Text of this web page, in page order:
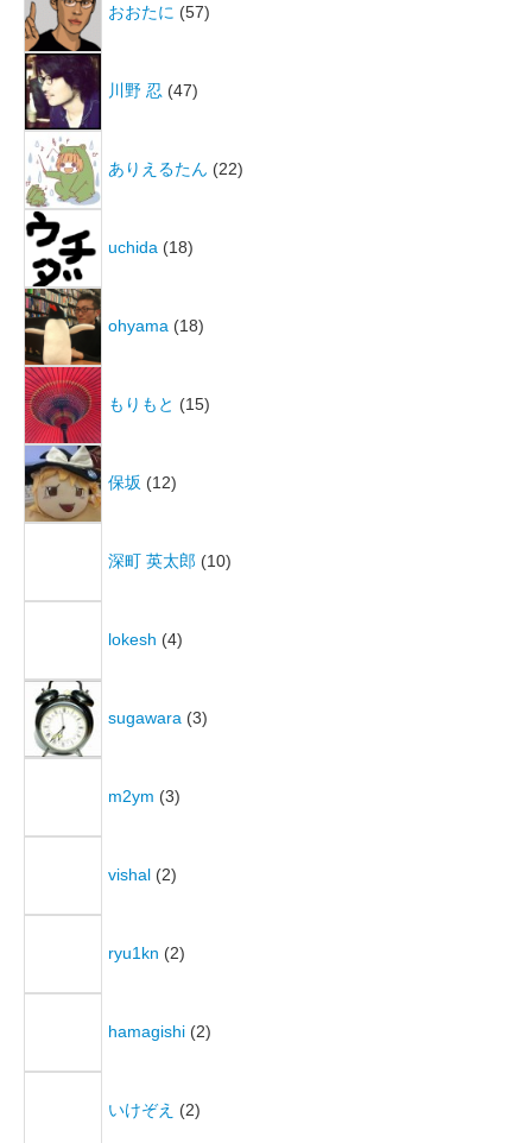
おおたに (57)
川野 忍 (47)
ありえるたん (22)
uchida (18)
ohyama (18)
もりもと (15)
保坂 (12)
深町 英太郎 (10)
lokesh (4)
sugawara (3)
m2ym (3)
vishal (2)
ryu1kn (2)
hamagishi (2)
いけぞえ (2)